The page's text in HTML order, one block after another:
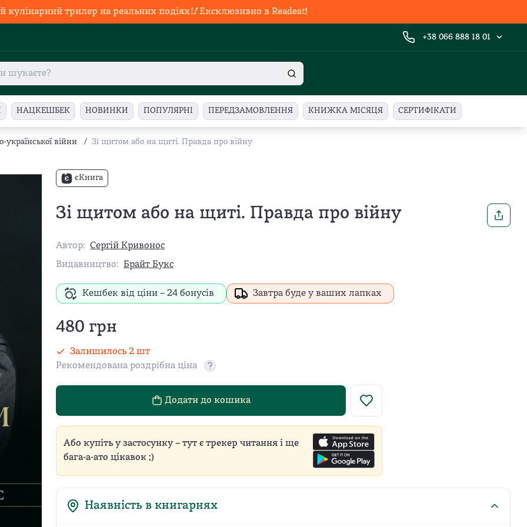
кулінарний трилер на реальних подіях🥢Ексклюзивно в Readeat!
+38 066 888 18 01
НАЦКЕШБЕК НОВИНКИ ПОПУЛЯРНІ ПЕРЕДЗАМОВЛЕННЯ КНИЖКА МІСЯЦЯ СЕРТИФІКАТИ
української війни / Зі щитом або на щиті. Правда про війну
єКнига
Зі щитом або на щиті. Правда про війну
Автор: Сергій Кривонос
Видавництво: Брайт Букс
Кешбек від ціни –24 бонусів Завтра буде у ваших лапках
480 грн
Залишилось2 шт
Рекомендована роздрібна ціна
Додати до кошика
Або купіть у застосунку – тут є трекер читання і ще
бага-а-ато цікавок ;)
Наявність в книгарнях